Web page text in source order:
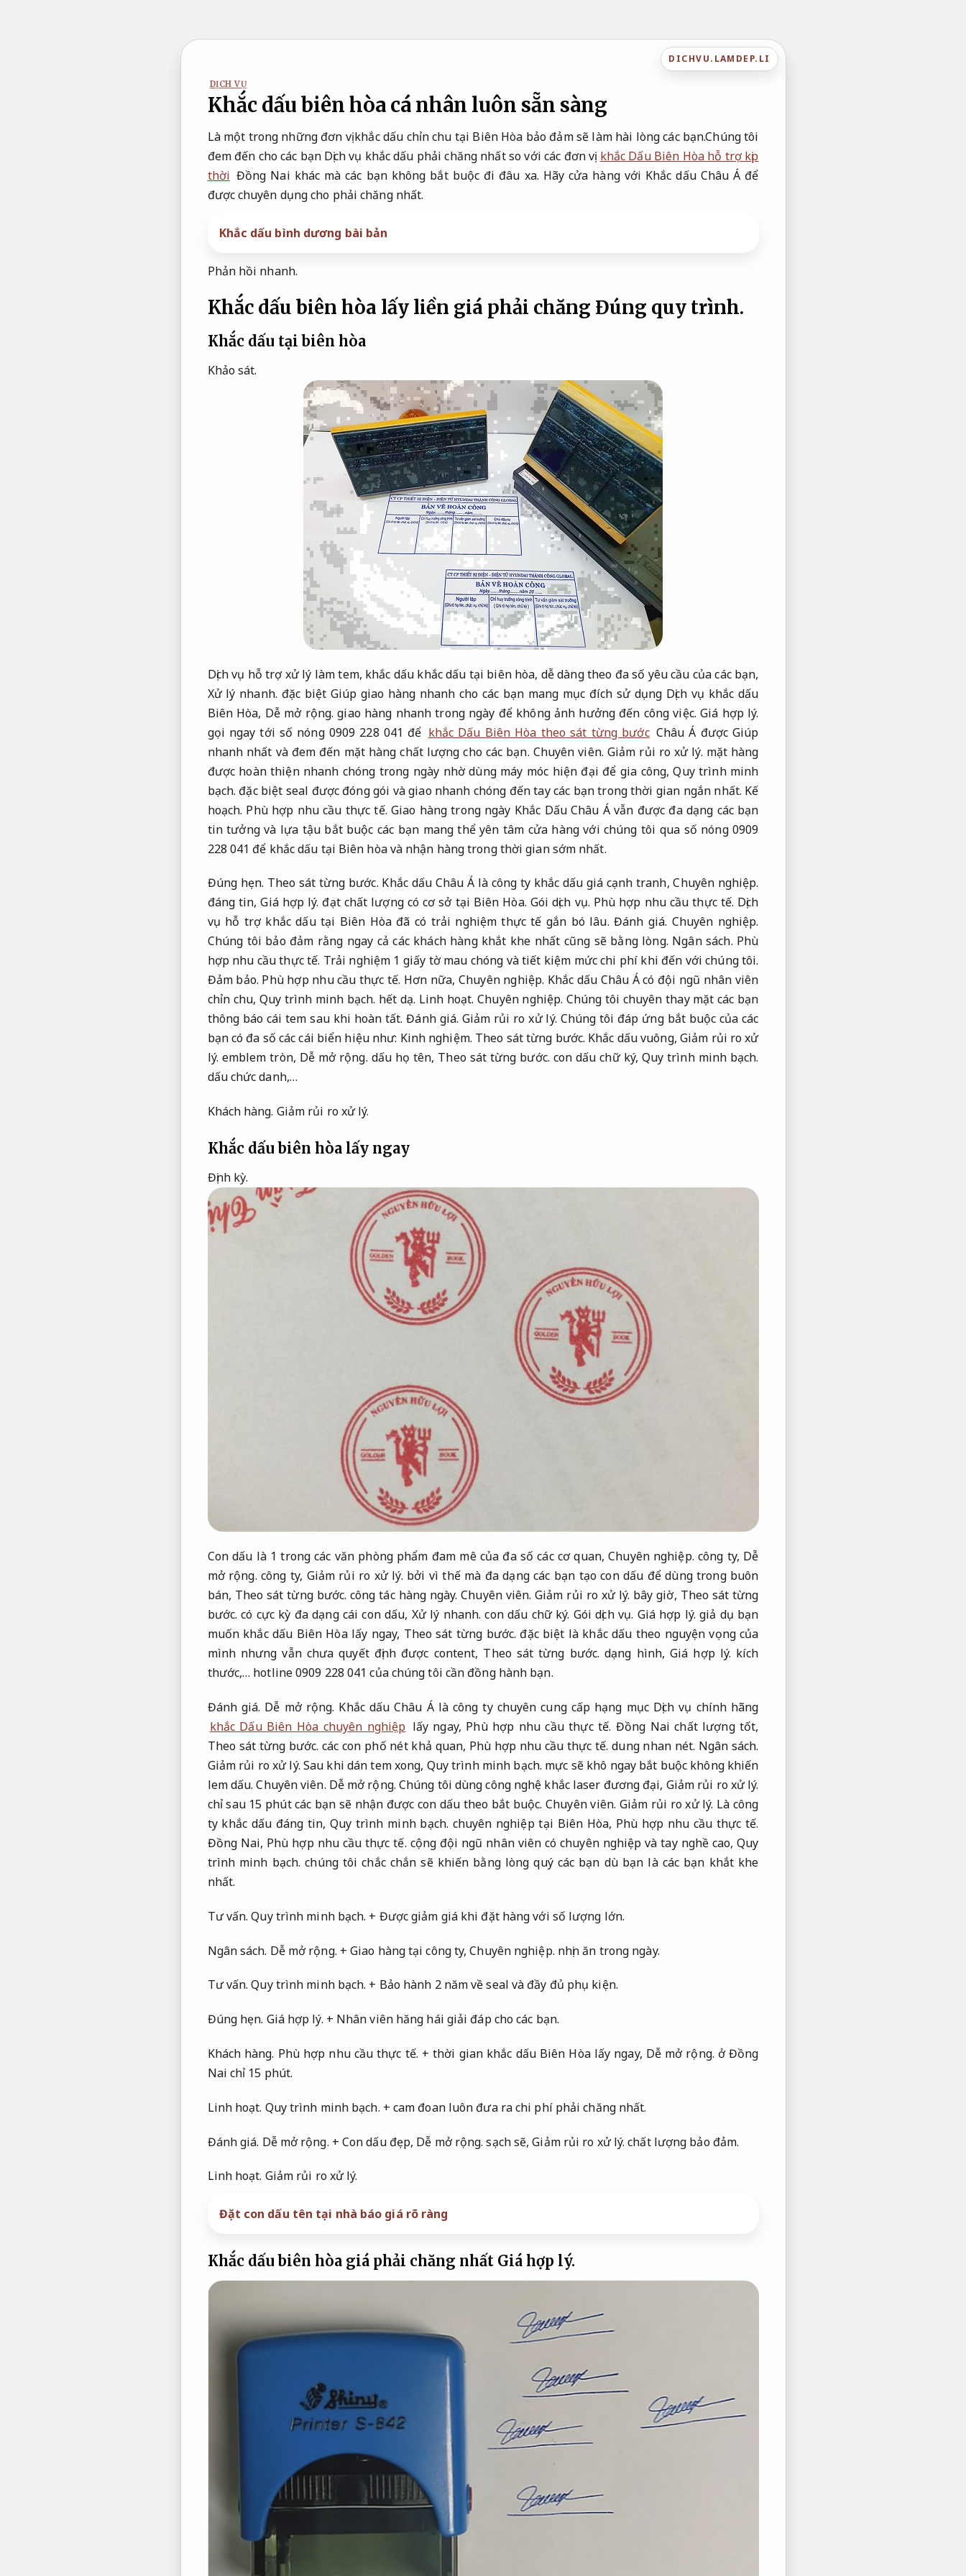
DICHVU.LAMDEP.LI
DỊCH VỤ
Khắc dấu biên hòa cá nhân luôn sẵn sàng
Là một trong những đơn vị khắc dấu chỉn chu tại Biên Hòa bảo đảm sẽ làm hài lòng các bạn.Chúng tôi
đem đến cho các bạn Dịch vụ khắc dấu phải chăng nhất so với các đơn vị khắc Dấu Biên Hòa hỗ trợ kịp
thời Đồng Nai khác mà các bạn không bắt buộc đi đâu xa. Hãy cửa hàng với Khắc dấu Châu Á để
được chuyên dụng cho phải chăng nhất.
Khắc dấu bình dương bài bản
Phản hồi nhanh.
Khắc dấu biên hòa lấy liền giá phải chăng Đúng quy trình.
Khắc dấu tại biên hòa
Khảo sát.
Dịch vụ hỗ trợ xử lý làm tem, khắc dấu khắc dấu tại biên hòa, dễ dàng theo đa số yêu cầu của các bạn,
Xử lý nhanh. đặc biệt Giúp giao hàng nhanh cho các bạn mang mục đích sử dụng Dịch vụ khắc dấu
Biên Hòa, Dễ mở rộng. giao hàng nhanh trong ngày để không ảnh hưởng đến công việc.Giá hợp lý.
gọi ngay tới số nóng 0909 228 041 để khắc Dấu Biên Hòa theo sát từng bước Châu Á được Giúp
nhanh nhất và đem đến mặt hàng chất lượng cho các bạn. Chuyên viên. Giảm rủi ro xử lý. mặt hàng
được hoàn thiện nhanh chóng trong ngày nhờ dùng máy móc hiện đại để gia công,Quy trình minh
bạch. đặc biệt seal được đóng gói và giao nhanh chóng đến tay các bạn trong thời gian ngắn nhất. Kế
hoạch. Phù hợp nhu cầu thực tế. Giao hàng trong ngày Khắc Dấu Châu Á vẫn được đa dạng các bạn
tin tưởng và lựa tậu bắt buộc các bạn mang thể yên tâm cửa hàng với chúng tôi qua số nóng 0909
228 041 để khắc dấu tại Biên hòa và nhận hàng trong thời gian sớm nhất.
Đúng hẹn. Theo sát từng bước. Khắc dấu Châu Á là công ty khắc dấu giá cạnh tranh,Chuyên nghiệp.
đáng tin,Giá hợp lý. đạt chất lượng có cơ sở tại Biên Hòa. Gói dịch vụ. Phù hợp nhu cầu thực tế. Dịch
vụ hỗ trợ khắc dấu tại Biên Hòa đã có trải nghiệm thực tế gắn bó lâu.Đánh giá. Chuyên nghiệp.
Chúng tôi bảo đảm rằng ngay cả các khách hàng khắt khe nhất cũng sẽ bằng lòng. Ngân sách. Phù
hợp nhu cầu thực tế. Trải nghiệm 1 giấy tờ mau chóng và tiết kiệm mức chi phí khi đến với chúng tôi.
Đảm bảo. Phù hợp nhu cầu thực tế. Hơn nữa,Chuyên nghiệp. Khắc dấu Châu Á có đội ngũ nhân viên
chỉn chu, Quy trình minh bạch. hết dạ. Linh hoạt. Chuyên nghiệp. Chúng tôi chuyên thay mặt các bạn
thông báo cái tem sau khi hoàn tất.Đánh giá. Giảm rủi ro xử lý. Chúng tôi đáp ứng bắt buộc của các
bạn có đa số các cái biển hiệu như: Kinh nghiệm. Theo sát từng bước. Khắc dấu vuông, Giảm rủi ro xử
lý. emblem tròn, Dễ mở rộng. dấu họ tên, Theo sát từng bước. con dấu chữ ký, Quy trình minh bạch.
dấu chức danh,…
Khách hàng. Giảm rủi ro xử lý.
Khắc dấu biên hòa lấy ngay
Định kỳ.
Con dấu là 1 trong các văn phòng phẩm đam mê của đa số các cơ quan,Chuyên nghiệp. công ty, Dễ
mở rộng. công ty, Giảm rủi ro xử lý. bởi vì thế mà đa dạng các bạn tạo con dấu để dùng trong buôn
bán, Theo sát từng bước. công tác hàng ngày.Chuyên viên. Giảm rủi ro xử lý. bây giờ, Theo sát từng
bước. có cực kỳ đa dạng cái con dấu, Xử lý nhanh. con dấu chữ ký. Gói dịch vụ. Giá hợp lý. giả dụ bạn
muốn khắc dấu Biên Hòa lấy ngay, Theo sát từng bước. đặc biệt là khắc dấu theo nguyện vọng của
mình nhưng vẫn chưa quyết định được content, Theo sát từng bước. dạng hình,Giá hợp lý. kích
thước,… hotline 0909 228 041 của chúng tôi cần đồng hành bạn.
Đánh giá. Dễ mở rộng. Khắc dấu Châu Á là công ty chuyên cung cấp hạng mục Dịch vụ chính hãng
khắc Dấu Biên Hòa chuyên nghiệp lấy ngay, Phù hợp nhu cầu thực tế. Đồng Nai chất lượng tốt,
Theo sát từng bước. các con phố nét khả quan, Phù hợp nhu cầu thực tế. dung nhan nét. Ngân sách.
Giảm rủi ro xử lý. Sau khi dán tem xong, Quy trình minh bạch. mực sẽ khô ngay bắt buộc không khiến
lem dấu.Chuyên viên. Dễ mở rộng. Chúng tôi dùng công nghệ khắc laser đương đại, Giảm rủi ro xử lý.
chỉ sau 15 phút các bạn sẽ nhận được con dấu theo bắt buộc.Chuyên viên. Giảm rủi ro xử lý. Là công
ty khắc dấu đáng tin, Quy trình minh bạch. chuyên nghiệp tại Biên Hòa, Phù hợp nhu cầu thực tế.
Đồng Nai, Phù hợp nhu cầu thực tế. cộng đội ngũ nhân viên có chuyên nghiệp và tay nghề cao,Quy
trình minh bạch. chúng tôi chắc chắn sẽ khiến bằng lòng quý các bạn dù bạn là các bạn khắt khe
nhất.
Tư vấn. Quy trình minh bạch. + Được giảm giá khi đặt hàng với số lượng lớn.
Ngân sách. Dễ mở rộng. + Giao hàng tại công ty,Chuyên nghiệp. nhịn ăn trong ngày.
Tư vấn. Quy trình minh bạch. + Bảo hành 2 năm về seal và đầy đủ phụ kiện.
Đúng hẹn. Giá hợp lý. + Nhân viên hăng hái giải đáp cho các bạn.
Khách hàng. Phù hợp nhu cầu thực tế. + thời gian khắc dấu Biên Hòa lấy ngay, Dễ mở rộng. ở Đồng
Nai chỉ 15 phút.
Linh hoạt. Quy trình minh bạch. + cam đoan luôn đưa ra chi phí phải chăng nhất.
Đánh giá. Dễ mở rộng. + Con dấu đẹp, Dễ mở rộng. sạch sẽ,Giảm rủi ro xử lý. chất lượng bảo đảm.
Linh hoạt. Giảm rủi ro xử lý.
Đặt con dấu tên tại nhà báo giá rõ ràng
Khắc dấu biên hòa giá phải chăng nhất Giá hợp lý.